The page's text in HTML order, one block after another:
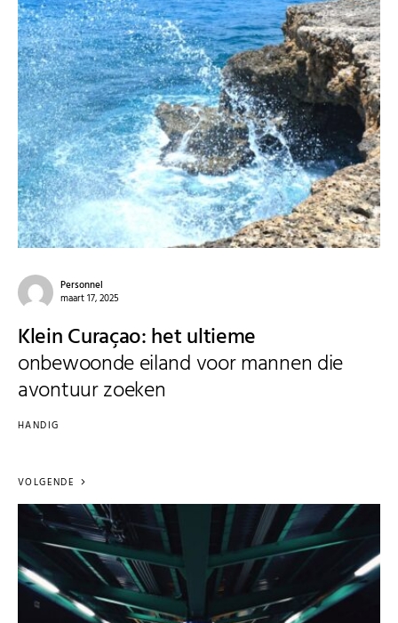
Personnel
maart 17, 2025
Klein Curaçao: het ultieme
onbewoonde eiland voor mannen die
avontuur zoeken
HANDIG
VOLGENDE